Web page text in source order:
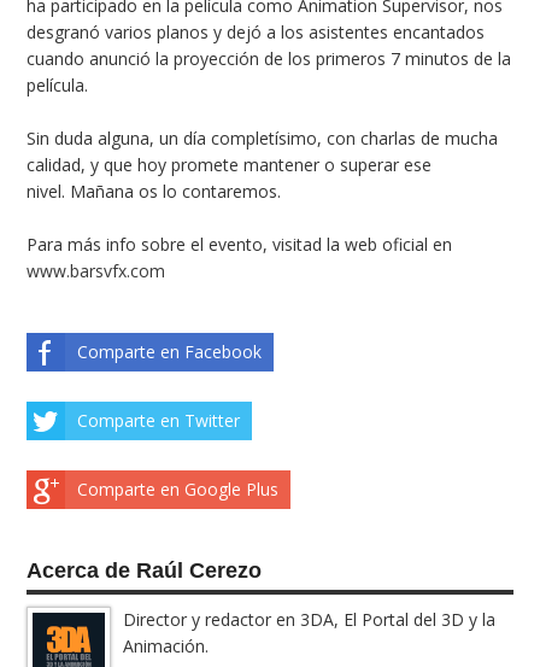
ha participado en la película como Animation Supervisor, nos
desgranó varios planos y dejó a los asistentes encantados
cuando anunció la proyección de los primeros 7 minutos de la
película.
Sin duda alguna, un día completísimo, con charlas de mucha
calidad, y que hoy promete mantener o superar ese
nivel. Mañana os lo contaremos.
Para más info sobre el evento, visitad la web oficial en
www.barsvfx.com
Comparte en Facebook
Comparte en Twitter
Comparte en Google Plus
Acerca de Raúl Cerezo
Director y redactor en 3DA, El Portal del 3D y la
Animación.